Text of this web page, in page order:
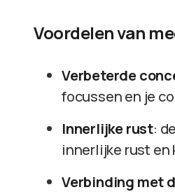
Voordelen van
Verbeterde
focussen en je
Innerlijke rust:
innerlijke rust en
Verbinding met